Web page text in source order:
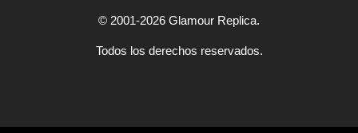
© 2001-2026 Glamour Replica.
Todos los derechos reservados.